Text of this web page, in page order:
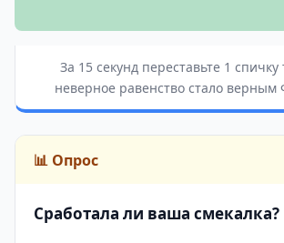
За 15 секунд переставьте 1 спичку
неверное равенство стало верным
📊 Опрос
Сработала ли ваша смекалка?